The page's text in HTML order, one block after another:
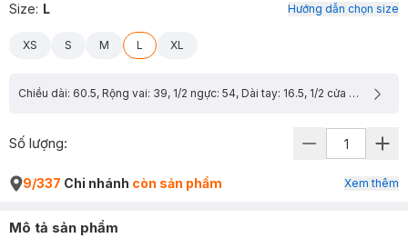
Size: L Hướng dẫn chọn size
XS S M L XL
Chiều dài: 60.5, Rộng vai: 39, 1/2 ngực: 54, Dài tay: 16.5, 1/2 cửa tay: 17
Số lượng:
9/337 Chi nhánh còn sản phẩm Xem thêm
Mô tả sản phẩm